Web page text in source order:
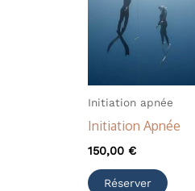
Initiation apnée
Initiation Apnée
150,00 €
Réserver